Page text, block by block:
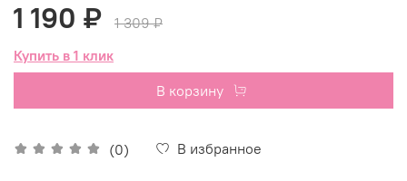
(0) В избранное
1 190 ₽
1 309 ₽
Купить в 1 клик
В корзину